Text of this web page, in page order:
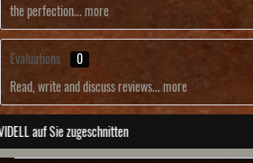
the perfection... more
Evaluations 0
Read, write and discuss reviews... more